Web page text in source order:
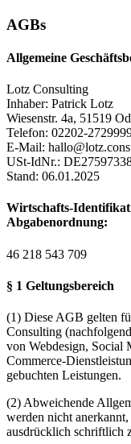
AGBs
Allgemeine
Lotz Consulting
Inhaber: Patrick Lotz
Wiesenstr. 4a, 51519
Telefon: 02202-
E-Mail:
USt-IdNr.:
Stand: 06.01.2025
Wirtschafts-
Abgabenordnung:
46 218 543 709
§ 1 Geltungsbereich
(1) Diese AGB gelten
Consulting
von Webdesign, Social
Commerce-
gebuchten Leistungen.
(2) Abweichende
werden nicht
ausdrücklich schriftlich